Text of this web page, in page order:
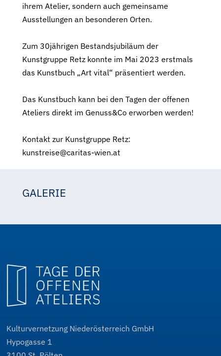
ihrem Atelier, sondern auch gemeinsame
Ausstellungen an besonderen Orten.
Zum 30jährigen Bestandsjubiläum der
Kunstgruppe Retz konnte im Mai 2023 erstmals
das Kunstbuch „Art vital“ präsentiert werden.
Das Kunstbuch kann bei den Tagen der offenen
Ateliers direkt im Genuss&Co erworben werden!
Kontakt zur Kunstgruppe Retz:
kunstreise@caritas-wien.at
GALERIE
Kulturvernetzung Niederösterreich GmbH
Hypogasse 1